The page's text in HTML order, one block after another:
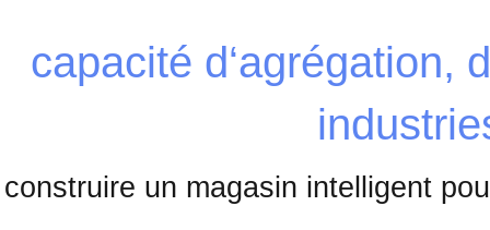
capacité d‘agrégation,
construire un magasin intelligent